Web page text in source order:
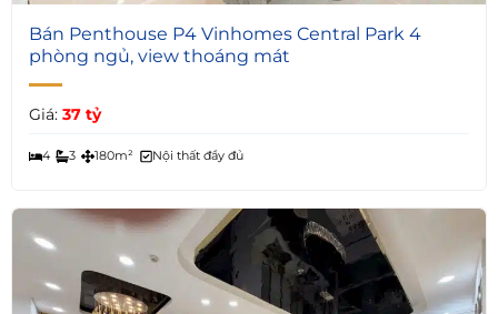
6
Bán Penthouse P4 Vinhomes Central Park 4
phòng ngủ, view thoáng mát
Giá: 37 tỷ
4 3 180m² Nội thất đầy đủ